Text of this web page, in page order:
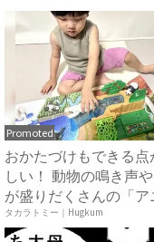
Promoted
おかたづけもできる
しい！ 動物の鳴き声
が盛りだくさんの「ア
ア ...
タカラトミー｜Hugkum